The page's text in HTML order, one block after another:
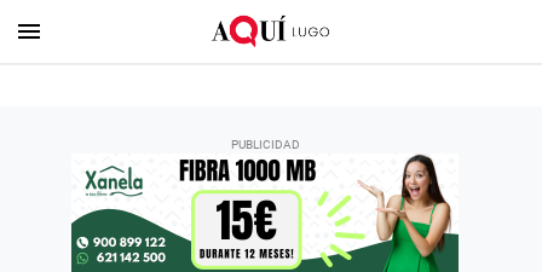
menu